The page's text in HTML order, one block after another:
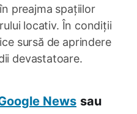
preajma spațiilor
locativ. În condiții
sursă de aprindere
devastatoare.
News sau